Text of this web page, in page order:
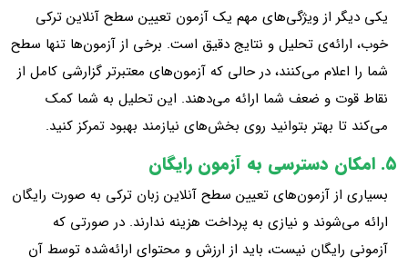
یکی دیگر از ویژگی‌های مهم یک آزمون تعیین سطح آنلاین ترکی
خوب، ارائه‌ی تحلیل و نتایج دقیق است. برخی از آزمون‌ها تنها سطح
شما را اعلام می‌کنند، در حالی که آزمون‌های معتبرتر گزارشی کامل از
نقاط قوت و ضعف شما ارائه می‌دهند. این تحلیل به شما کمک
می‌کند تا بهتر بتوانید روی بخش‌های نیازمند بهبود تمرکز کنید.
۵. امکان دسترسی به آزمون رایگان
بسیاری از آزمون‌های تعیین سطح آنلاین زبان ترکی به صورت رایگان
ارائه می‌شوند و نیازی به پرداخت هزینه ندارند. در صورتی که
آزمونی رایگان نیست، باید از ارزش و محتوای ارائه‌شده توسط آن